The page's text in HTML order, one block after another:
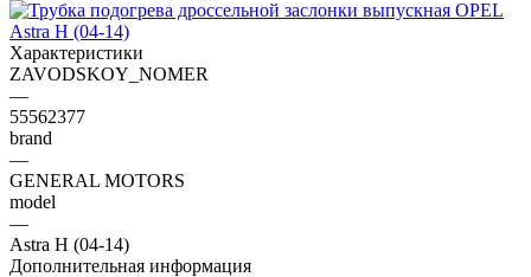
Характеристики
ZAVODSKOY_NOMER
—
55562377
brand
—
GENERAL MOTORS
model
—
Astra H (04-14)
Дополнительная информация